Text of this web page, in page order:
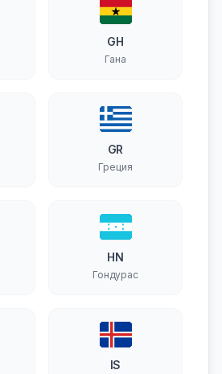
GH
Гана
GR
Греция
HN
Гондурас
IS